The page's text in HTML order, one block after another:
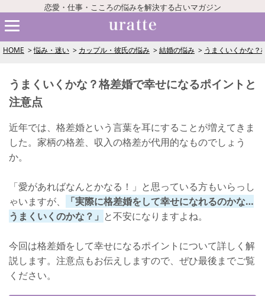
恋愛・仕事・こころの悩みを解決する占いマガジン
HOME 悩み・迷い カップル・彼氏の悩み 結婚の悩み うまくいくかな？
うまくいくかな？格差婚で幸せになるポイントと
注意点
近年では、格差婚という言葉を耳にすることが増えてきま
した。家柄の格差、収入の格差が代用的なものでしょう
か。
「愛があればなんとかなる！」と思っている方もいらっし
ゃいますが、
「実際に格差婚をして幸せになれるのかな…
うまくいくのかな？」 と不安になりますよね。
今回は格差婚をして幸せになるポイントについて詳しく解
説します。注意点もお伝えしますので、ぜひ最後までご覧
ください。